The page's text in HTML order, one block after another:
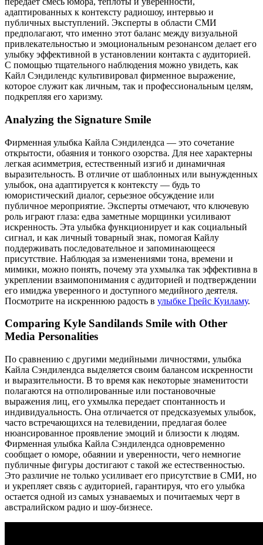
адаптированных к контексту радиошоу, интервью и
публичных выступлений. Эксперты в области СМИ
предполагают, что именно этот баланс между визуальной
привлекательностью и эмоциональным резонансом делает его
улыбку эффективной в установлении контакта с аудиторией.
С помощью тщательного наблюдения можно увидеть, как
Кайл Сэндилендс культивировал фирменное выражение,
которое служит как личным, так и профессиональным целям,
подкрепляя его харизму.
Analyzing the Signature Smile
Фирменная улыбка Кайла Сэндилендса — это сочетание
открытости, обаяния и тонкого озорства. Для нее характерны
легкая асимметрия, естественный изгиб и динамичная
выразительность. В отличие от шаблонных или вынужденных
улыбок, она адаптируется к контексту — будь то
юмористический диалог, серьезное обсуждение или
публичное мероприятие. Эксперты отмечают, что ключевую
роль играют глаза: едва заметные морщинки усиливают
искренность. Эта улыбка функционирует и как социальный
сигнал, и как личный товарный знак, помогая Кайлу
поддерживать последовательное и запоминающееся
присутствие. Наблюдая за изменениями тона, времени и
мимики, можно понять, почему эта ухмылка так эффективна в
укреплении взаимопонимания с аудиторией и подтверждении
его имиджа уверенного и доступного медийного деятеля.
Посмотрите на искреннюю радость в улыбке Грейс Куиламу.
Comparing Kyle Sandilands Smile with Other
Media Personalities
По сравнению с другими медийными личностями, улыбка
Кайла Сэндилендса выделяется своим балансом искренности
и выразительности. В то время как некоторые знаменитости
полагаются на отполированные или постановочные
выражения лиц, его ухмылка передает спонтанность и
индивидуальность. Она отличается от предсказуемых улыбок,
часто встречающихся на телевидении, предлагая более
нюансированное проявление эмоций и близости к людям.
Фирменная улыбка Кайла Сэндилендса одновременно
сообщает о юморе, обаянии и уверенности, чего немногие
публичные фигуры достигают с такой же естественностью.
Это различие не только усиливает его присутствие в СМИ, но
и укрепляет связь с аудиторией, гарантируя, что его улыбка
остается одной из самых узнаваемых и почитаемых черт в
австралийском радио и шоу-бизнесе.